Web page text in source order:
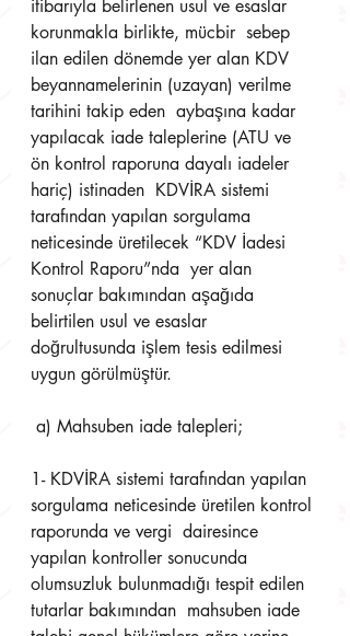
itibarıyla belirlenen usul ve esaslar
korunmakla birlikte, mücbir  sebep
ilan edilen dönemde yer alan KDV
beyannamelerinin (uzayan) verilme
tarihini takip eden  aybaşına kadar
yapılacak iade taleplerine (ATU ve
ön kontrol raporuna dayalı iadeler
hariç) istinaden  KDVİRA sistemi
tarafından yapılan sorgulama
neticesinde üretilecek “KDV İadesi
Kontrol Raporu”nda  yer alan
sonuçlar bakımından aşağıda
belirtilen usul ve esaslar
doğrultusunda işlem tesis edilmesi
uygun görülmüştür.
a) Mahsuben iade talepleri;
1- KDVİRA sistemi tarafından yapılan
sorgulama neticesinde üretilen kontrol
raporunda ve vergi  dairesince
yapılan kontroller sonucunda
olumsuzluk bulunmadığı tespit edilen
tutarlar bakımından  mahsuben iade